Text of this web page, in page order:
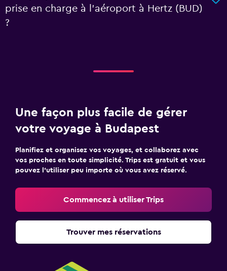
prise en charge à l’aéroport à Hertz (BUD)
?
Une façon plus facile de gérer
votre voyage à Budapest
Planifiez et organisez vos voyages, et collaborez avec
vos proches en toute simplicité. Trips est gratuit et vous
pouvez l’utiliser peu importe où vous avez réservé.
Commencez à utiliser Trips
Trouver mes réservations